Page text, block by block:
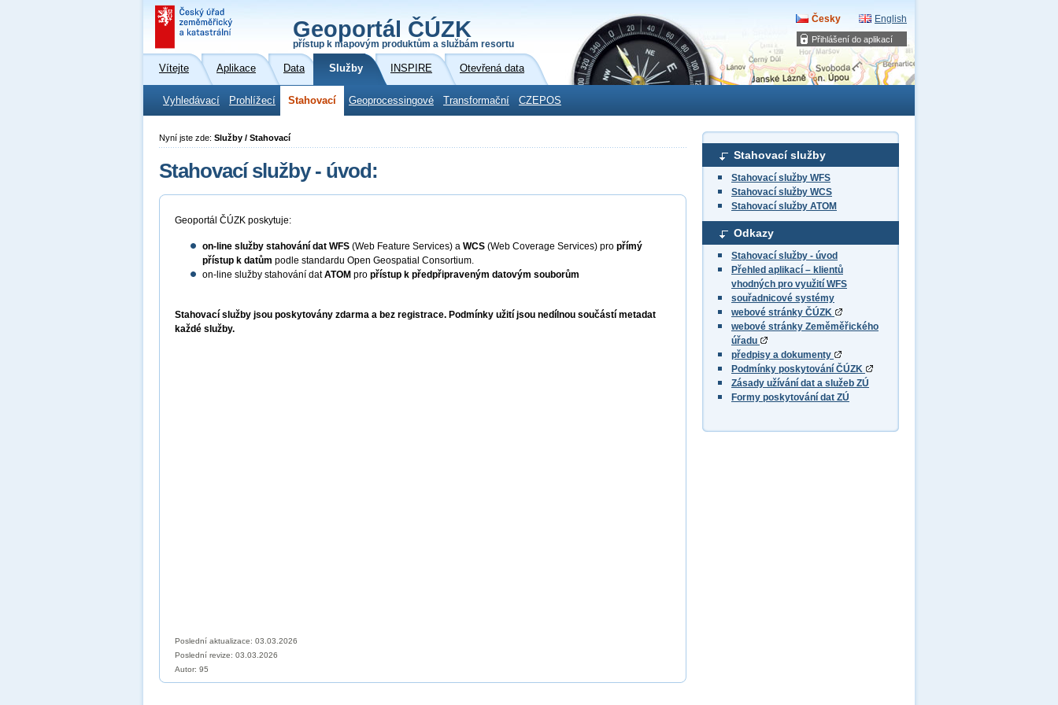
Přihlášení do aplikací
Geoportál ČÚZK
přístup k mapovým produktům a službám resortu
Česky English
Vítejte Aplikace Data Služby INSPIRE Otevřená data
Vyhledávací Prohlížecí Stahovací Geoprocessingové Transformační CZEPOS
Stahovací služby
Stahovací služby WFS
Stahovací služby WCS
Stahovací služby ATOM
Odkazy
Stahovací služby - úvod
Přehled aplikací – klientů
vhodných pro využití WFS
souřadnicové systémy
webové stránky ČÚZK
webové stránky Zeměměřického
úřadu
předpisy a dokumenty
Podmínky poskytování ČÚZK
Zásady užívání dat a služeb ZÚ
Formy poskytování dat ZÚ
Nyní jste zde: Služby / Stahovací
Stahovací služby - úvod:
Geoportál ČÚZK poskytuje:
on-line služby stahování dat WFS (Web Feature Services) a WCS (Web Coverage Services) pro přímý
přístup k datům podle standardu Open Geospatial Consortium.
on-line služby stahování datATOM pro přístup k předpřipraveným datovým souborům
Stahovací služby jsou poskytovány zdarma a bez registrace. Podmínky užití jsou nedílnou součástí metadat
každé služby.
Poslední aktualizace: 03.03.2026
Poslední revize: 03.03.2026
Autor: 95